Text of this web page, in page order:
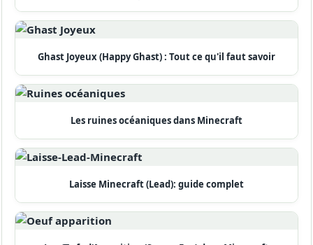
Ghast Joyeux (Happy Ghast) : Tout ce qu'il faut savoir
Les ruines océaniques dans Minecraft
Laisse Minecraft (Lead): guide complet